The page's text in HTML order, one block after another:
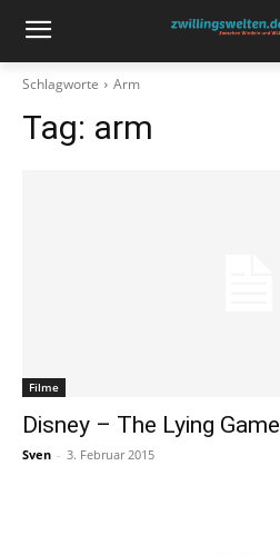
Schlagworte Arm
Tag: arm
Filme
Disney – The Lying Game
Sven - 3. Februar 2015